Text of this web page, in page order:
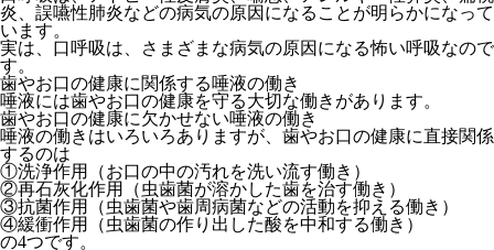
炎、誤嚥性肺炎などの病気の原因になることが明らかになって
います。
実は、口呼吸は、さまざまな病気の原因になる怖い呼吸なので
す。
歯やお口の健康に関係する唾液の働き
唾液には歯やお口の健康を守る大切な働きがあります。
歯やお口の健康に欠かせない唾液の働き
唾液の働きはいろいろありますが、歯やお口の健康に直接関係
するのは
①洗浄作用（お口の中の汚れを洗い流す働き）
②再石灰化作用（虫歯菌が溶かした歯を治す働き）
③抗菌作用（虫歯菌や歯周病菌などの活動を抑える働き）
④緩衝作用（虫歯菌の作り出した酸を中和する働き）
の4つです。